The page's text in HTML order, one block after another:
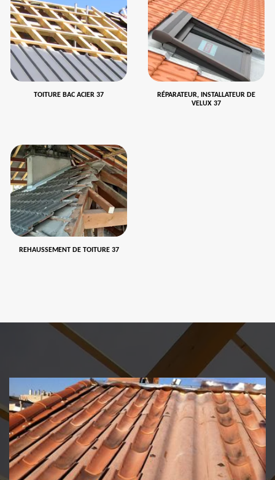
TOITURE BAC ACIER 37
RÉPARATEUR, INSTALLATEUR DE
VELUX 37
REHAUSSEMENT DE TOITURE 37